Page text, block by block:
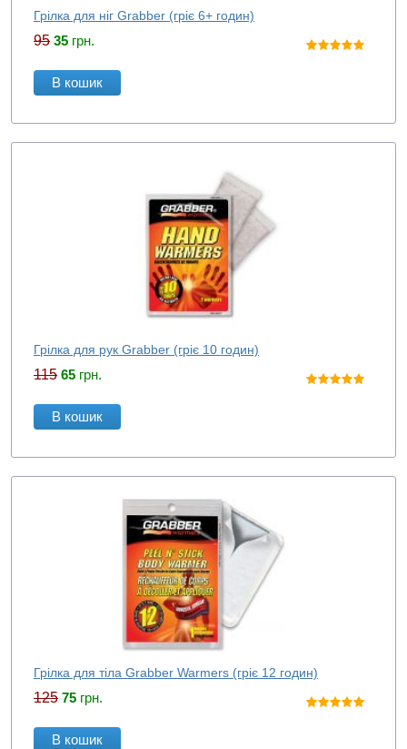
Грілка для ніг Grabber (гріє 6+ годин)
95 35 грн.
В кошик
Грілка для рук Grabber (гріє 10 годин)
115 65 грн.
В кошик
Грілка для тіла Grabber Warmers (гріє 12 годин)
125 75 грн.
В кошик